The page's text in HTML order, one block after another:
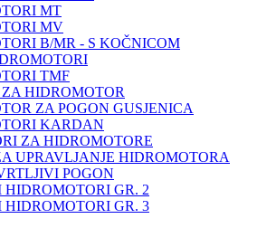
MT
MV
B/MR - S KOČNICOM
TMF
HIDROMOTOR
ZA POGON GUSJENICA
KARDAN
ZA HIDROMOTORE
UPRAVLJANJE HIDROMOTORA
POGON
HIDROMOTORI GR. 2
HIDROMOTORI GR. 3